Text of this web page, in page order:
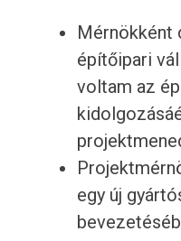
Mérnökként
építőipari
voltam az
egy új